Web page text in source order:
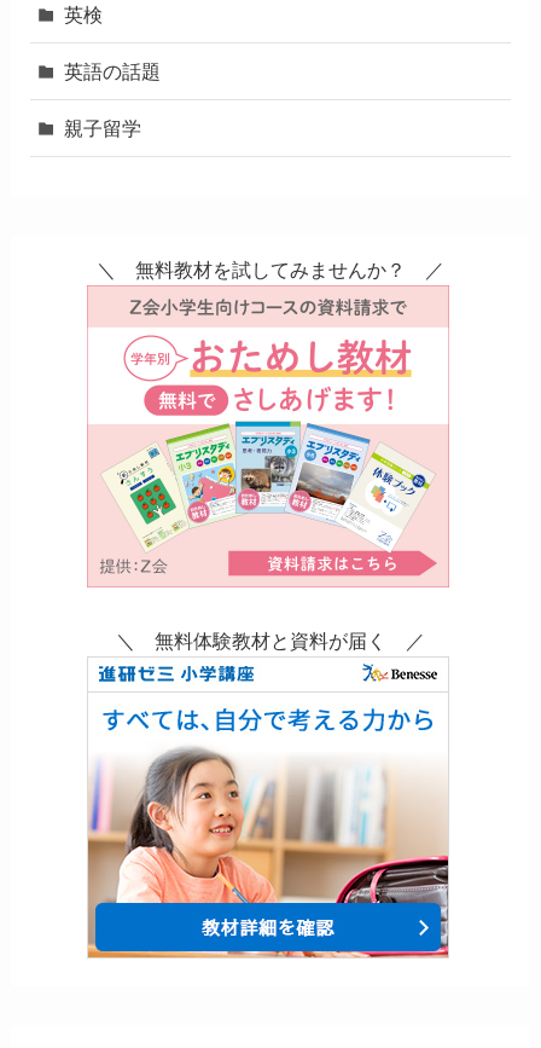
英検
英語の話題
親子留学
＼ 無料教材を試してみませんか？ ／
＼ 無料体験教材と資料が届く ／